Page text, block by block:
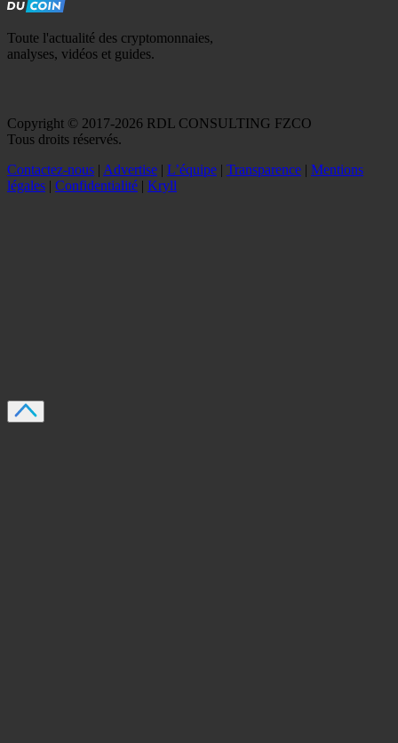
Toute l'actualité des cryptomonnaies,
analyses, vidéos et guides.
Copyright © 2017-2026 RDL CONSULTING FZCO
Tous droits réservés.
Contactez-nous | Advertise | L’équipe | Transparence | Mentions
légales | Confidentialité | Kryll